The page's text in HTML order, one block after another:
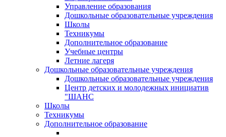
Управление образования
Дошкольные образовательные учреждения
Школы
Техникумы
Дополнительное образование
Учебные центры
Летние лагеря
Дошкольные образовательные учреждения
Дошкольные образовательные учреждения
Центр детских и молодежных инициатив
"ШАНС
Школы
Техникумы
Дополнительное образование